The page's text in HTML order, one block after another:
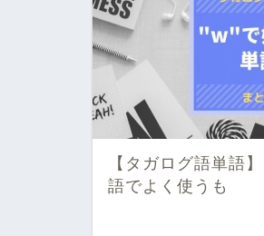
【タガログ語単語
語でよく使うも